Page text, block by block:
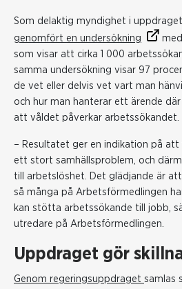
Som delaktig myndighet i
genomfört en undersökning
som visar att cirka 1 000
samma undersökning visar 97
de vet eller delvis vet vart man
och hur man hanterar ett ärende
att våldet påverkar arbetssökandet.
– Resultatet ger en indikation på att
ett stort samhällsproblem, och
till arbetslöshet. Det glädjande är
så många på Arbetsförmedlingen
kan stötta arbetssökande till jobb,
utredare på Arbetsförmedlingen.
Uppdraget gör
Genom regeringsuppdraget samlas